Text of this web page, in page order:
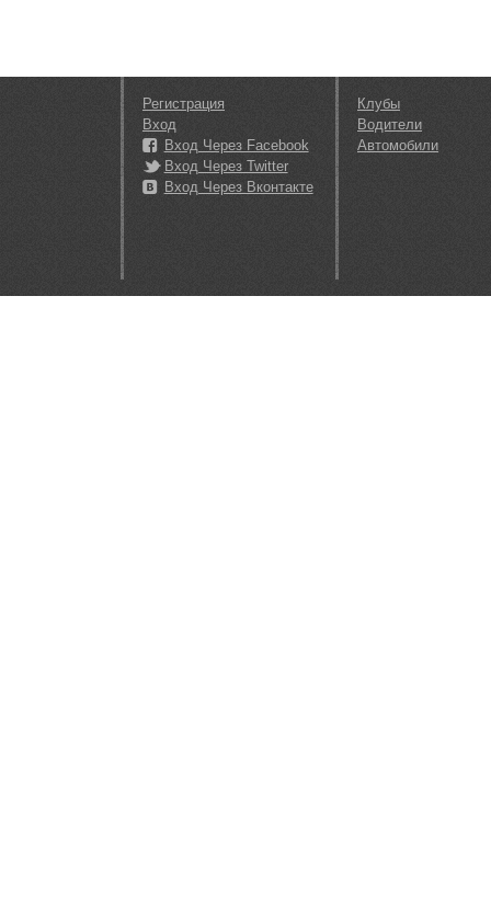
Регистрация
Вход
Вход Через Facebook
Вход Через Twitter
Вход Через Вконтакте
Клубы
Водители
Автомобили